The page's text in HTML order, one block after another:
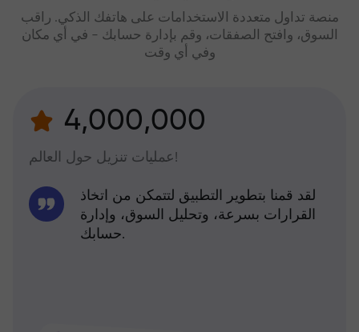
منصة تداول متعددة الاستخدامات على هاتفك الذكي. راقب
السوق، وافتح الصفقات، وقم بإدارة حسابك - في أي مكان
وفي أي وقت
4,000,000
عمليات تنزيل حول العالم!
لقد قمنا بتطوير التطبيق لتتمكن من اتخاذ
القرارات بسرعة، وتحليل السوق، وإدارة
حسابك.